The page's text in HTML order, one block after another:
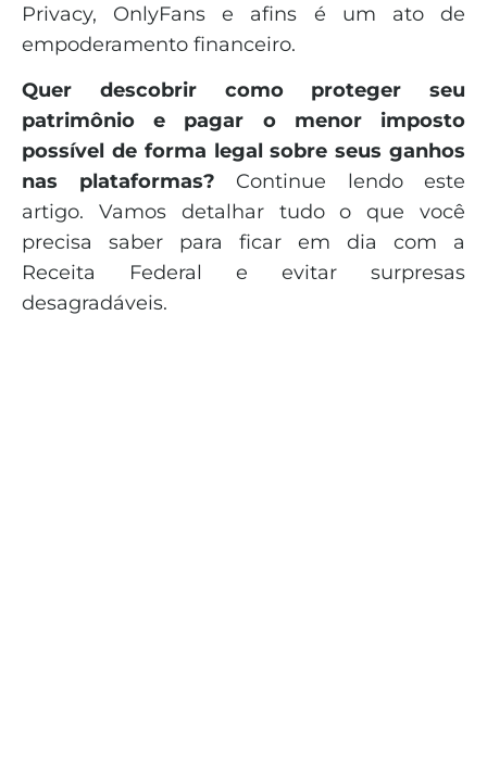
Privacy, OnlyFans e afins é um ato de
empoderamento financeiro.
Quer descobrir como proteger seu
patrimônio e pagar o menor imposto
possível de forma legal sobre seus ganhos
nas plataformas? Continue lendo este
artigo. Vamos detalhar tudo o que você
precisa saber para ficar em dia com a
Receita Federal e evitar surpresas
desagradáveis.